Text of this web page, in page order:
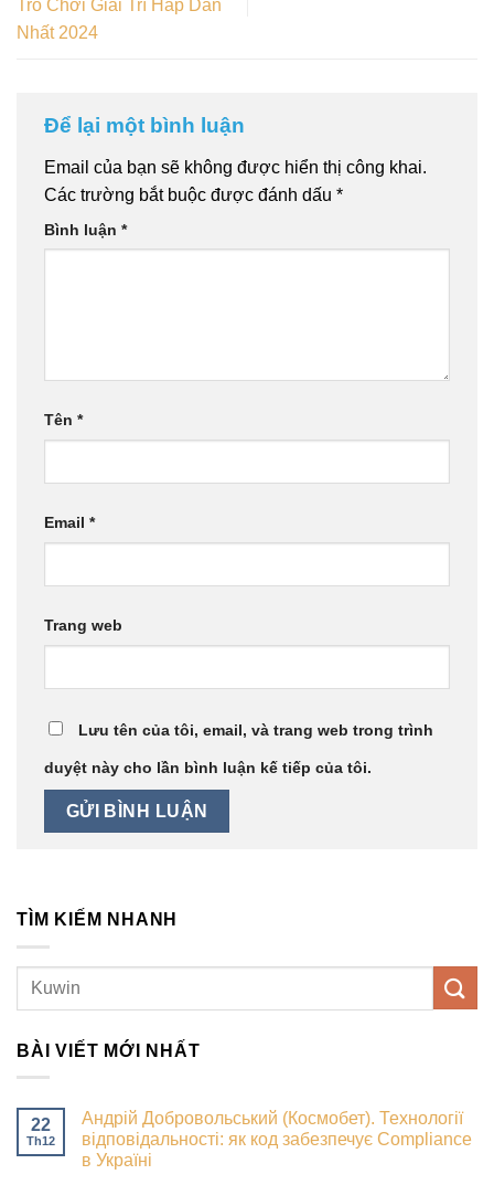
Trò Chơi Giải Trí Hấp Dẫn
Nhất 2024
Để lại một bình luận
Email của bạn sẽ không được hiển thị công khai.
Các trường bắt buộc được đánh dấu *
Bình luận *
Tên *
Email *
Trang web
Lưu tên của tôi, email, và trang web trong trình
duyệt này cho lần bình luận kế tiếp của tôi.
TÌM KIẾM NHANH
BÀI VIẾT MỚI NHẤT
22
Th12
Андрій Добровольський (Космобет). Технології
відповідальності: як код забезпечує Compliance
в Україні